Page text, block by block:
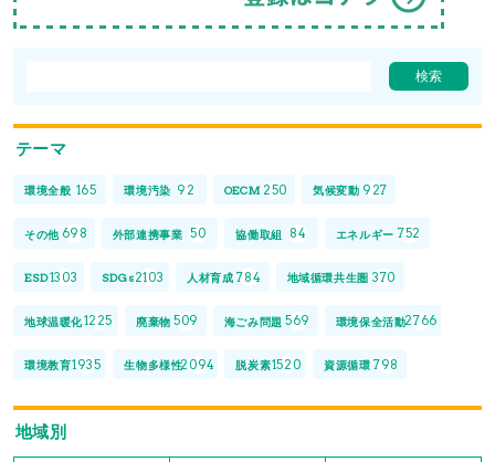
テーマ
環境全般 165 環境汚染 92 OECM 250 気候変動 927
その他 698 外部連携事業 50 協働取組 84 エネルギー 752
ESD1303 SDGs2103 人材育成 784 地域循環共生圏 370
地球温暖化1225 廃棄物 509 海ごみ問題 569 環境保全活動2766
環境教育1935 生物多様性2094 脱炭素1520 資源循環 798
地域別